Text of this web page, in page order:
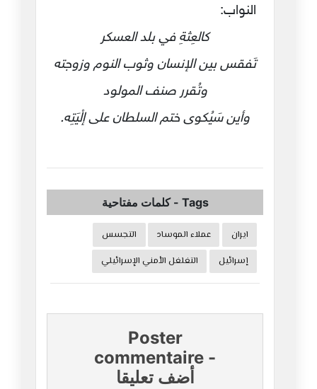
النواب:
كالعِثةِ في بلد العسكر
تَفقس بين الإنسان وثوب النوم وزوجته
وتُقرر صنف المولود
وأين سَيُكوى ختم السلطان على إلْيَتِه.
Tags
-كلمات مفتاحية
ايران عملاء الموساد
التجسس
إسرائيل
التغلغل الأمني الإسرائيلي
Poster
commentaire -
أضف تعليقا